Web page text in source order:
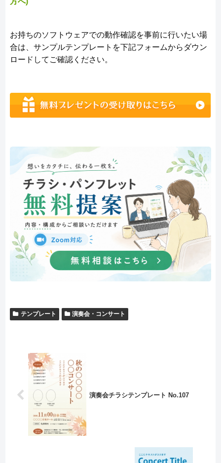
お持ちのソフトウェアでの動作確認を事前に行いたい場
合は、サンプルテンプレートを下記フォームからダウン
ロードしてご確認ください。
テンプレート 演奏会・コンサート
演奏会チラシテンプレート No.107